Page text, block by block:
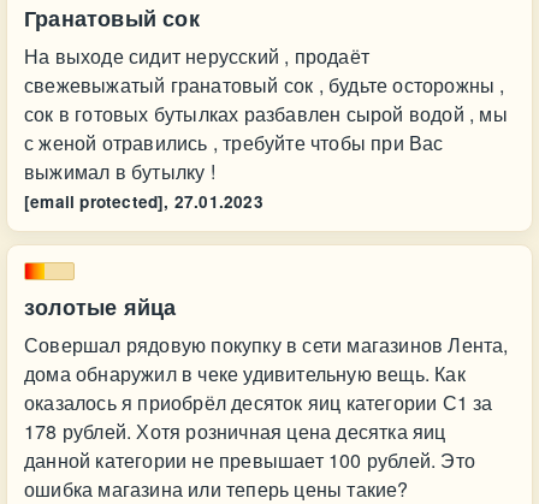
Гранатовый сок
На выходе сидит нерусский , продаёт
свежевыжатый гранатовый сок , будьте осторожны ,
сок в готовых бутылках разбавлен сырой водой , мы
с женой отравились , требуйте чтобы при Вас
выжимал в бутылку !
[email protected], 27.01.2023
золотые яйца
Совершал рядовую покупку в сети магазинов Лента,
дома обнаружил в чеке удивительную вещь. Как
оказалось я приобрёл десяток яиц категории С1 за
178 рублей. Хотя розничная цена десятка яиц
данной категории не превышает 100 рублей. Это
ошибка магазина или теперь цены такие?